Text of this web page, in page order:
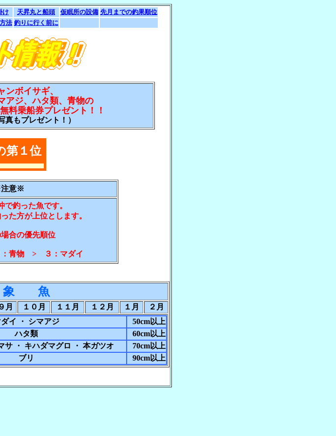
け 天昇丸と船頭 仮眠所の設備 先月までの釣果順位
法 釣りに行く前に
ンボイサギ、
アジ、ハタ類、青物の
料乗船券プレゼント！！
真もプレゼント！）
第１位
意※
で釣った魚です。
た方が上位とします。
合の優先順位
青物 > ３：マダイ
魚
９月 １０月 １１月 １２月 １月 ２月
イ ・ シマアジ
50cm以上
ハタ類
60cm以上
サ ・ キハダマグロ ・ 本ガツオ
70cm以上
ブリ
90cm以上